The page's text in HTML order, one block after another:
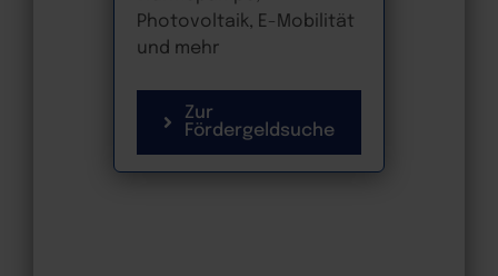
Photovoltaik, E-Mobilität
und mehr
Zur
Fördergeldsuche